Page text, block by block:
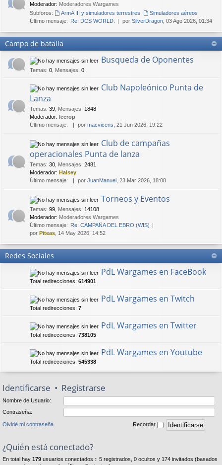
Moderador: Moderadores Wargames
Subforos:
ArmA III y simuladores terrestres
Simuladores aéreos
Último mensaje: Re: DCS WORLD. por SilverDragon , 03 Ago 2026, 01:34
Campo de batalla
Busqueda de Oponentes
Temas: 0 Mensajes: 0
Club Napoleónico Punta de
Lanza
Temas: 39 Mensajes: 1848
Moderador: lecrop
Último mensaje:
por macvicens , 21 Jun 2026, 19:22
Club de campañas
operacionales Punta de lanza
Temas: 30 Mensajes: 2481
Moderador: Halsey
Último mensaje:
por JuanManuel , 23 Mar 2026, 18:08
Torneos y Eventos
Temas: 99 Mensajes: 14108
Moderador: Moderadores Wargames
Último mensaje: Re: CAMPAÑA DEL EBRO (WIS)
por Piteas , 14 May 2026, 14:52
Redes Sociales
PdL Wargames en FaceBook
Total redirecciones: 614901
PdL Wargames en Twitch
Total redirecciones: 7
PdL Wargames en Twitter
Total redirecciones: 738105
PdL Wargames en Youtube
Total redirecciones: 545338
Identificarse • Registrarse
Nombre de Usuario:
Contraseña:
Olvidé mi contraseña Recordar
¿Quién está conectado?
En total hay 179 usuarios conectados :: 5 registrados, 0 ocultos y 174 invitados (basados